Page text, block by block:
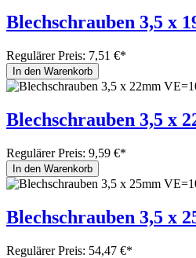
Blechschrauben 3,5 x
Regulärer Preis: 7,51 €*
In den Warenkorb
Blechschrauben 3,5 x
Regulärer Preis: 9,59 €*
In den Warenkorb
Blechschrauben 3,5 x
Regulärer Preis: 54,47 €*